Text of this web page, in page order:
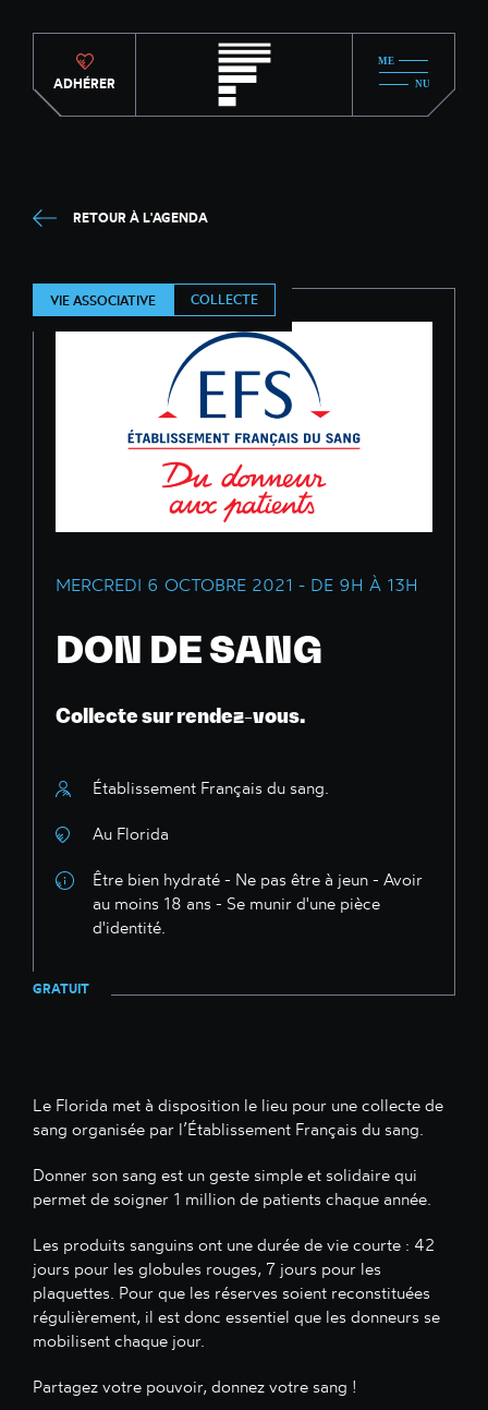
ADHÉRER
RETOUR À L'AGENDA
VIE ASSOCIATIVE COLLECTE
MERCREDI 6 OCTOBRE 2021 - DE 9H À 13H
DON DE SANG
Collecte sur rendez-vous.
Établissement Français du sang.
Au Florida
Être bien hydraté - Ne pas être à jeun - Avoir
au moins 18 ans - Se munir d'une pièce
d'identité.
GRATUIT
Le Florida met à disposition le lieu pour une collecte de
sang organisée par l’Établissement Français du sang.
Donner son sang est un geste simple et solidaire qui
permet de soigner 1 million de patients chaque année.
Les produits sanguins ont une durée de vie courte : 42
jours pour les globules rouges, 7 jours pour les
plaquettes. Pour que les réserves soient reconstituées
régulièrement, il est donc essentiel que les donneurs se
mobilisent chaque jour.
Partagez votre pouvoir, donnez votre sang !